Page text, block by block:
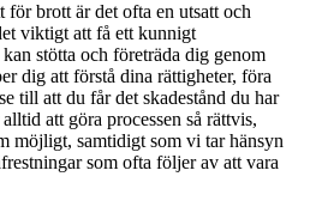
för brott är det ofta en utsatt och
viktigt att få ett kunnigt
stötta och företräda dig genom
dig att förstå dina rättigheter, föra
till att du får det skadestånd du har
att göra processen så rättvis,
möjligt, samtidigt som vi tar hänsyn
som ofta följer av att vara